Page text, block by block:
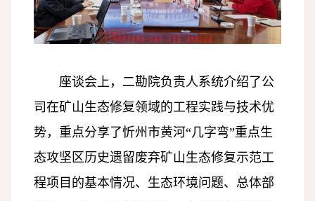
座谈会上，二勘院负责人系统介绍了公
司在矿山生态修复领域的工程实践与技术优
势，重点分享了忻州市黄河“几字弯”重点生
态攻坚区历史遗留废弃矿山生态修复示范工
程项目的基本情况、生态环境问题、总体部